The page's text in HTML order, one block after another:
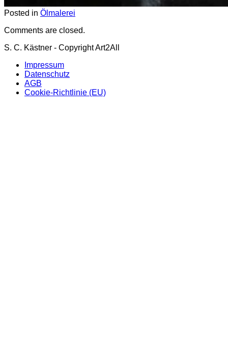
Posted in Ölmalerei
Comments are closed.
S. C. Kästner - Copyright Art2All
Impressum
Datenschutz
AGB
Cookie-Richtlinie (EU)